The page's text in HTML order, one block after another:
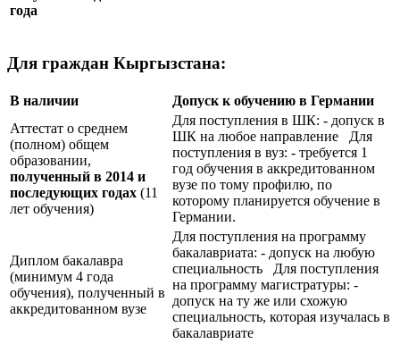
года
Для граждан Кыргызстана:
В наличии
Допуск к обучению в Германии
Аттестат о среднем
(полном) общем
образовании,
полученный в 2014 и
последующих годах (11
лет обучения)
Для поступления в ШК: - допуск в
ШК на любое направление Для
поступления в вуз: - требуется 1
год обучения в аккредитованном
вузе по тому профилю, по
которому планируется обучение в
Германии.
Диплом бакалавра
(минимум 4 года
обучения), полученный в
аккредитованном вузе
Для поступления на программу
бакалавриата: - допуск на любую
специальность Для поступления
на программу магистратуры: -
допуск на ту же или схожую
специальность, которая изучалась в
бакалавриате